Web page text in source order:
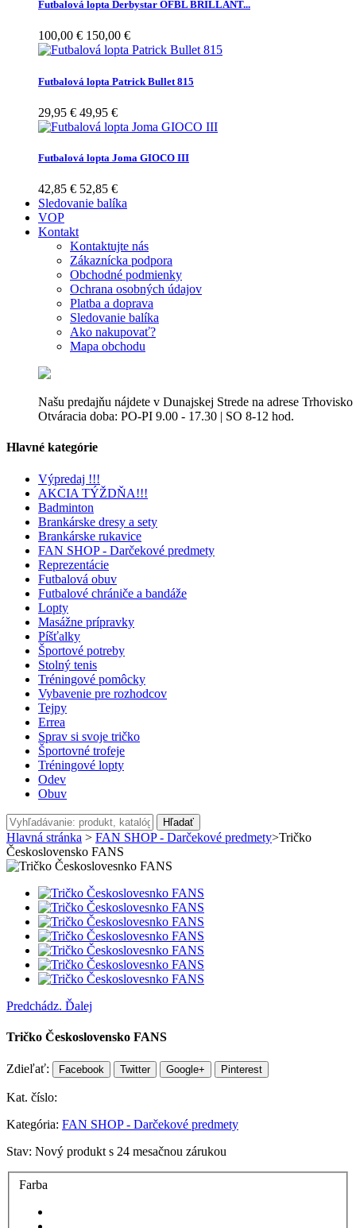
Futbalová lopta Derbystar ÖFBL BRILLANT...
100,00 € 150,00 €
Futbalová lopta Patrick Bullet 815
29,95 € 49,95 €
Futbalová lopta Joma GIOCO III
42,85 € 52,85 €
Sledovanie balíka
VOP
Kontakt
Kontaktujte nás
Zákaznícka podpora
Obchodné podmienky
Ochrana osobných údajov
Platba a doprava
Sledovanie balíka
Ako nakupovať?
Mapa obchodu
Našu predajňu nájdete v Dunajskej Strede na adrese Trhovisko
Otváracia doba: PO-PI 9.00 - 17.30 | SO 8-12 hod.
Hlavné kategórie
Výpredaj !!!
AKCIA TÝŽDŇA!!!
Badminton
Brankárske dresy a sety
Brankárske rukavice
FAN SHOP - Darčekové predmety
Reprezentácie
Futbalová obuv
Futbalové chrániče a bandáže
Lopty
Masážne prípravky
Píšťalky
Športové potreby
Stolný tenis
Tréningové pomôcky
Vybavenie pre rozhodcov
Tejpy
Errea
Sprav si svoje tričko
Športovné trofeje
Tréningové lopty
Odev
Obuv
Hľadať
Hlavná stránka > FAN SHOP - Darčekové predmety>Tričko
Československo FANS
Predchádz. Ďalej
Tričko Československo FANS
Zdieľať: Facebook Twitter Google+ Pinterest
Kat. číslo:
Kategória: FAN SHOP - Darčekové predmety
Stav: Nový produkt s 24 mesačnou zárukou
Farba